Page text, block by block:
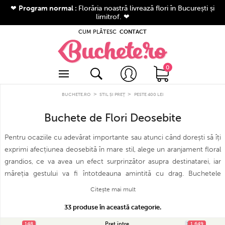
CUM PLĂTESC CONTACT
preţ
Cum comanzi?
Cum plătești?
despre livrare
Întrebări frecvente
0
❤ Program normal : Florăria noastră livrează flori în București și
limitrof. ❤
BUCHETE.RO > STIL ȘI PREŢ > PESTE 400 LEI
Buchete de Flori Deosebite
Pentru ocaziile cu adevărat importante sau atunci când dorești să îți
exprimi afecțiunea deosebită în mare stil, alege un aranjament floral
grandios, ce va avea un efect surprinzător asupra destinatarei, iar
măreția gestului va fi întotdeauna amintită cu drag. Buchetele
extraordinare de trandafiri, aranjamentele în formă de inimă sau în
iubire, apreciere și admirație, făcându-se remarcate mai ales prin
eleganța și strălucirea lor. Fiecare aranjament este compus cu cea
Citește mai mult
33 produse în această categorie.